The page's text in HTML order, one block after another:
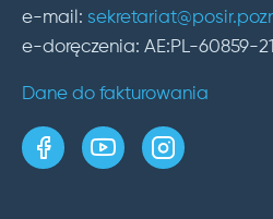
e-mail:
e-doręczenia: AE:PL-60859-
Dane do fakturowania
strona w serwisie
kanał wprofil w